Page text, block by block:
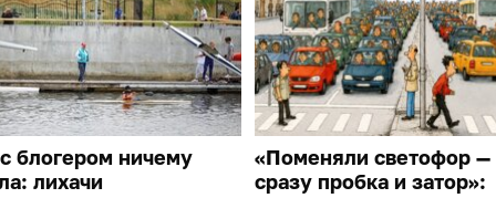
блогером ничему
лихачи
«Поменяли светофор —
сразу пробка и затор»: